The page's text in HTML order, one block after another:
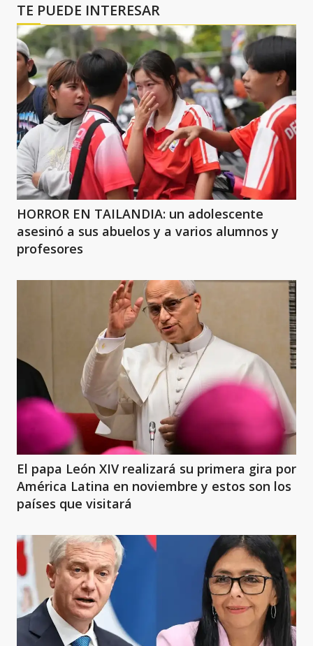
TE PUEDE INTERESAR
HORROR EN TAILANDIA: un adolescente
asesinó a sus abuelos y a varios alumnos y
profesores
El papa León XIV realizará su primera gira por
América Latina en noviembre y estos son los
países que visitará